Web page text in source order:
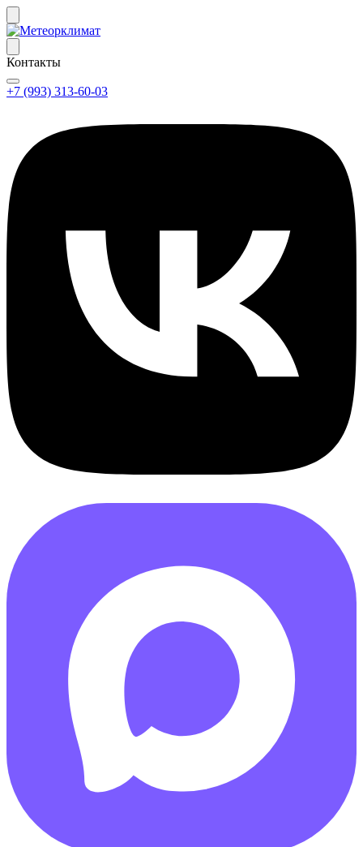
Контакты
+7 (993) 313-60-03